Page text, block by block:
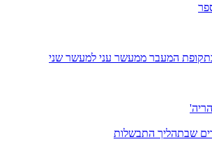
המעבר ממעשר עני למעשר שני
שבתהליך התבשלות